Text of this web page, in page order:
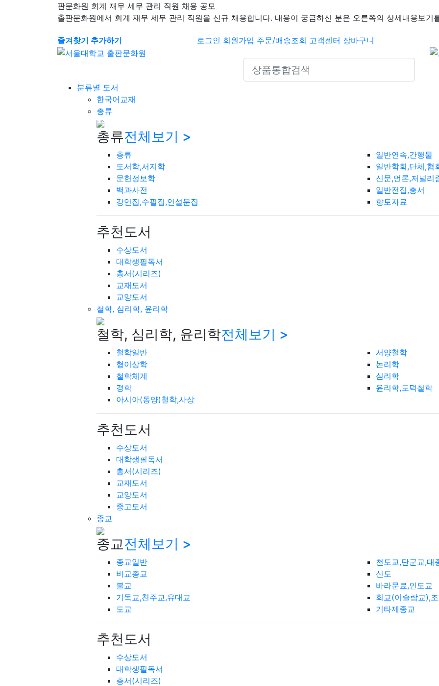
판문화원 회계 재무 세무 관리 직원 채용 공모
출판문화원에서 회계 재무 세무 관리 직원을 신규 채용합니다. 내용이 궁금하신 분은 오른쪽의 상세내용보기
즐겨찾기 추가하기 로그인 회원가입 주문/배송조회 고객센터 장바구니
Search icons
분류별 도서
한국어교재
총류
총류전체보기 >
총류
도서학,서지학
문헌정보학
백과사전
강연집,수필집,연설문집
일반연속,간행물
일반학회,단체,협
신문,언론,저널리
일반전집,총서
향토자료
추천도서
수상도서
대학생필독서
총서(시리즈)
교재도서
교양도서
철학, 심리학, 윤리학
철학, 심리학, 윤리학전체보기 >
철학일반
형이상학
철학체계
경학
아시아(동양)철학,사상
서양철학
논리학
심리학
윤리학,도덕철학
추천도서
수상도서
대학생필독서
총서(시리즈)
교재도서
교양도서
중고도서
종교
종교전체보기 >
종교일반
비교종교
불교
기독교,천주교,유대교
도교
천도교,단군교,대
신도
바라문료,인도교
회교(이슬람교),
기타제종교
추천도서
수상도서
대학생필독서
총서(시리즈)